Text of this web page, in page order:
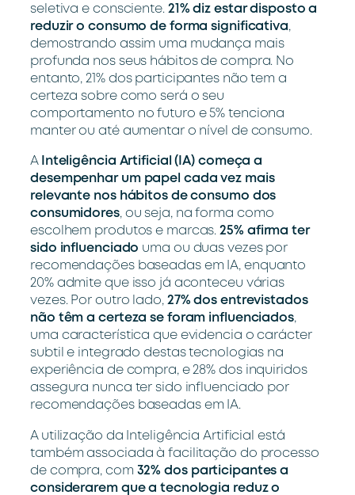
seletiva e consciente. 21% diz estar disposto a
reduzir o consumo de forma significativa,
demostrando assim uma mudança mais
profunda nos seus hábitos de compra. No
entanto, 21% dos participantes não tem a
certeza sobre como será o seu
comportamento no futuro e 5% tenciona
manter ou até aumentar o nível de consumo.
A Inteligência Artificial (IA) começa a
desempenhar um papel cada vez mais
relevante nos hábitos de consumo dos
consumidores, ou seja, na forma como
escolhem produtos e marcas.25% afirma ter
sido influenciado uma ou duas vezes por
recomendações baseadas em IA, enquanto
20% admite que isso já aconteceu várias
vezes. Por outro lado, 27% dos entrevistados
não têm a certeza se foram influenciados,
uma característica que evidencia o carácter
subtil e integrado destas tecnologias na
experiência de compra, e 28% dos inquiridos
assegura nunca ter sido influenciado por
recomendações baseadas em IA.
A utilização da Inteligência Artificial está
também associada à facilitação do processo
de compra, com 32% dos participantes a
considerarem que a tecnologia reduz o